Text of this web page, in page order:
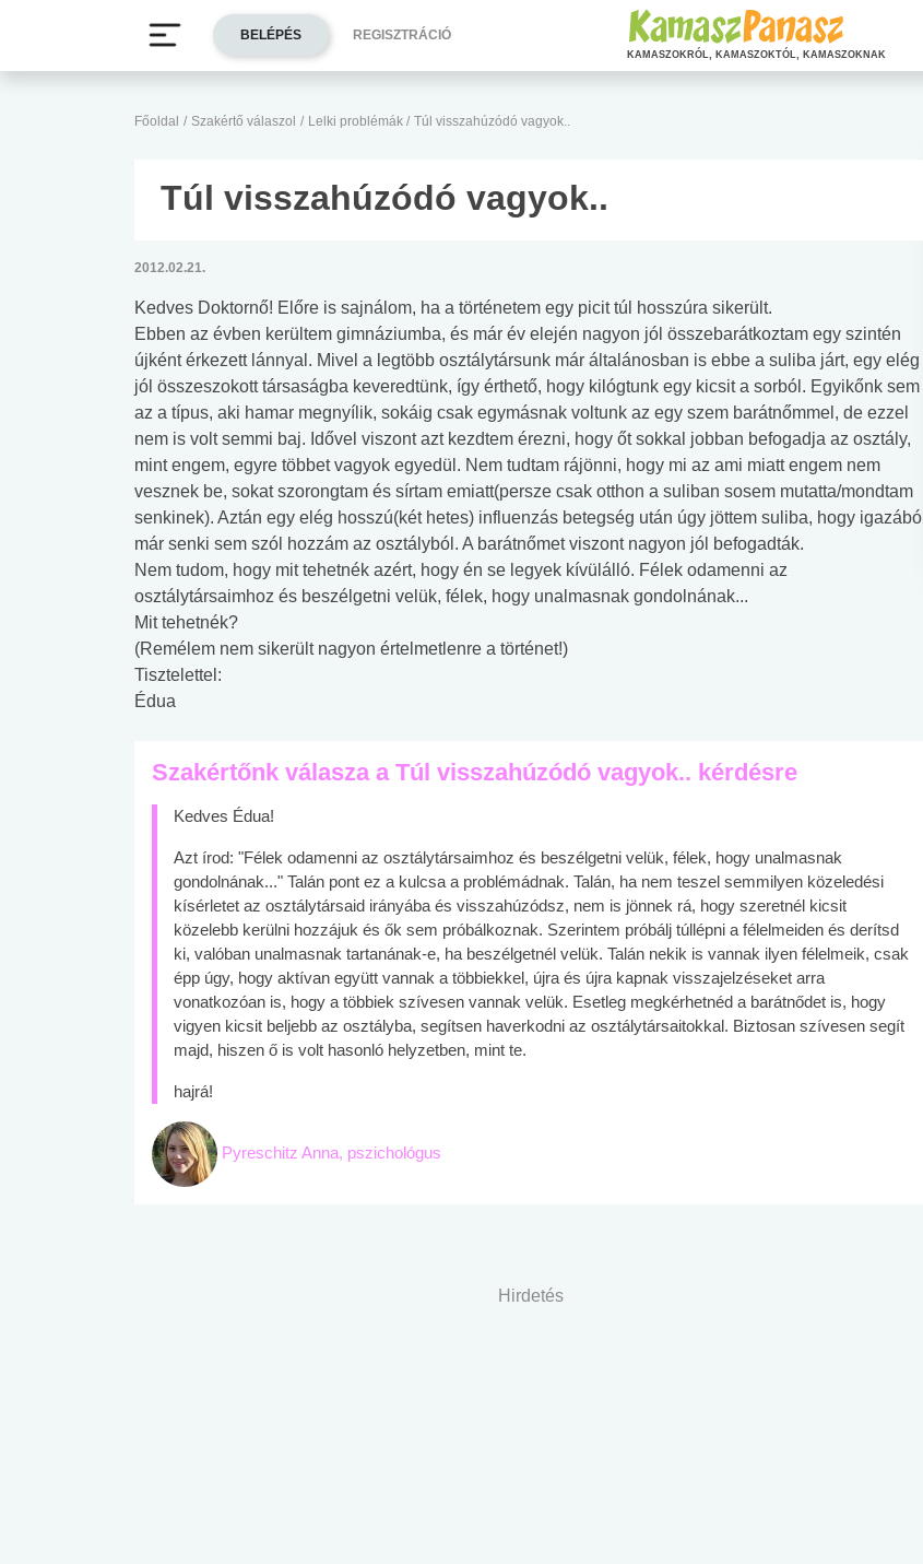
Főoldal / Szakértő válaszol / Lelki problémák / Túl visszahúzódó vagyok..
Túl visszahúzódó vagyok..
2012.02.21.
Kedves Doktornő! Előre is sajnálom, ha a történetem egy picit túl hosszúra sikerült.
Ebben az évben kerültem gimnáziumba, és már év elején nagyon jól összebarátkoztam egy szintén
újként érkezett lánnyal. Mivel a legtöbb osztálytársunk már általánosban is ebbe a suliba járt, egy elég
jól összeszokott társaságba keveredtünk, így érthető, hogy kilógtunk egy kicsit a sorból. Egyikőnk sem
az a típus, aki hamar megnyílik, sokáig csak egymásnak voltunk az egy szem barátnőmmel, de ezzel
nem is volt semmi baj. Idővel viszont azt kezdtem érezni, hogy őt sokkal jobban befogadja az osztály,
mint engem, egyre többet vagyok egyedül. Nem tudtam rájönni, hogy mi az ami miatt engem nem
vesznek be, sokat szorongtam és sírtam emiatt(persze csak otthon a suliban sosem mutatta/mondtam
senkinek). Aztán egy elég hosszú(két hetes) influenzás betegség után úgy jöttem suliba, hogy igazából
már senki sem szól hozzám az osztályból. A barátnőmet viszont nagyon jól befogadták.
Nem tudom, hogy mit tehetnék azért, hogy én se legyek kívülálló. Félek odamenni az
osztálytársaimhoz és beszélgetni velük, félek, hogy unalmasnak gondolnának...
Mit tehetnék?
(Remélem nem sikerült nagyon értelmetlenre a történet!)
Tisztelettel:
Édua
Szakértőnk válasza a Túl visszahúzódó vagyok.. kérdésre
Kedves Édua!
Azt írod: "Félek odamenni az osztálytársaimhoz és beszélgetni velük, félek, hogy unalmasnak
gondolnának..." Talán pont ez a kulcsa a problémádnak. Talán, ha nem teszel semmilyen közeledési
kísérletet az osztálytársaid irányába és visszahúzódsz, nem is jönnek rá, hogy szeretnél kicsit
közelebb kerülni hozzájuk és ők sem próbálkoznak. Szerintem próbálj túllépni a félelmeiden és derítsd
ki, valóban unalmasnak tartanának-e, ha beszélgetnél velük. Talán nekik is vannak ilyen félelmeik, csak
épp úgy, hogy aktívan együtt vannak a többiekkel, újra és újra kapnak visszajelzéseket arra
vonatkozóan is, hogy a többiek szívesen vannak velük. Esetleg megkérhetnéd a barátnődet is, hogy
vigyen kicsit beljebb az osztályba, segítsen haverkodni az osztálytársaitokkal. Biztosan szívesen segít
majd, hiszen ő is volt hasonló helyzetben, mint te.
hajrá!
Pyreschitz Anna, pszichológus
Hirdetés
BELÉPÉS REGISZTRÁCIÓ
KAMASZOKRÓL, KAMASZOKTÓL, KAMASZOKNAK